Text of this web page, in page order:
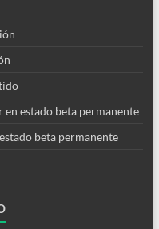
en estado beta permanente
beta permanente